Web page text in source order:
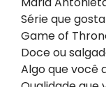
Série que
Game of
Doce ou
Algo que você